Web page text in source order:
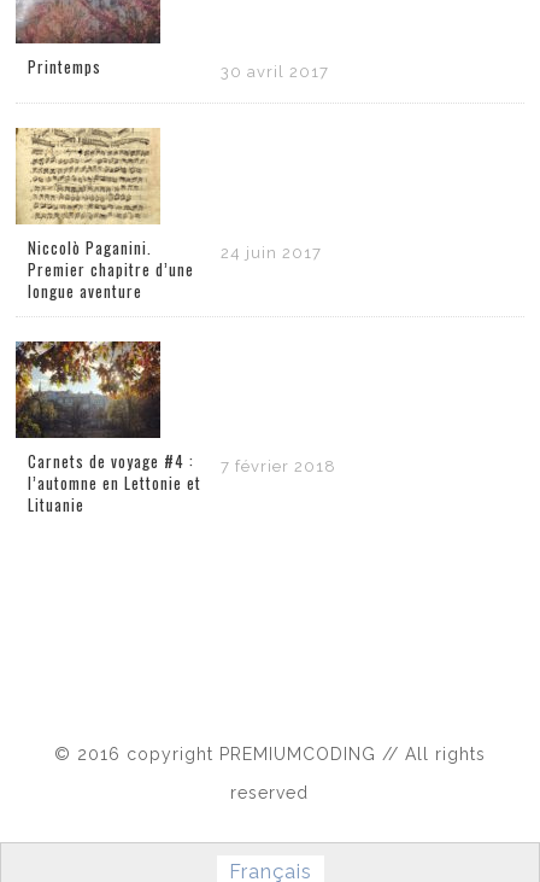
Printemps 30 avril 2017
Niccolò Paganini.
Premier chapitre d’une
longue aventure
24 juin 2017
Carnets de voyage #4 :
l’automne en Lettonie et
Lituanie
7 février 2018
© 2016 copyright PREMIUMCODING // All rights
reserved
Français